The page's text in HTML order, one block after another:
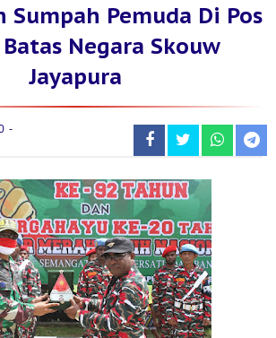
Sumpah Pemuda Di Pos
Negara Skouw
Jayapura